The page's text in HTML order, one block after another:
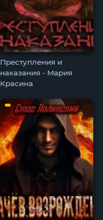
Преступления и
наказания - Мария
Красина